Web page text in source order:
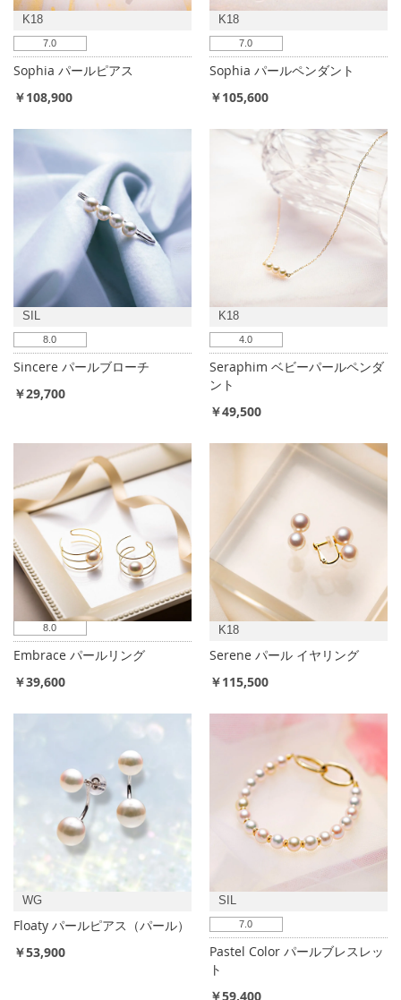
K18
7.0
Sophia パールピアス
￥108,900
K18
7.0
Sophia パールペンダント
￥105,600
SIL
8.0
Sincere パールブローチ
￥29,700
K18
4.0
Seraphim ベビーパールペンダ
ント
￥49,500
8.0
Embrace パールリング
￥39,600
K18
Serene パール イヤリング
￥115,500
WG
Floaty パールピアス（パール）
￥53,900
SIL
7.0
Pastel Color パールブレスレッ
ト
￥59,400